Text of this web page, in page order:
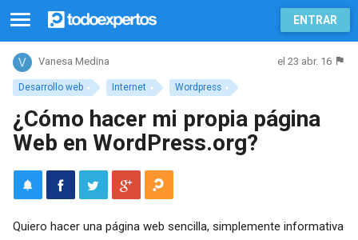
ENTRAR
Desarrollo web Internet Wordpress
Vanesa Medina el 23 abr. 16
¿Cómo hacer mi propia página
Web en WordPress.org?
Quiero hacer una página web sencilla, simplemente informativa